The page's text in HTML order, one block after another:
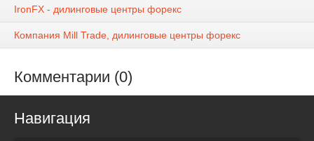
IronFX - дилинговые центры форекс
Компания Mill Trade, дилинговые центры форекс
Комментарии (0)
Навигация